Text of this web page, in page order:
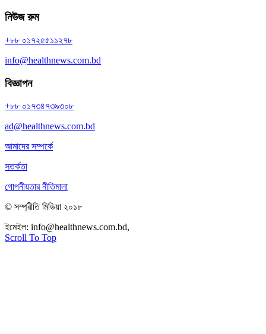
নিউজ রুম
+৮৮ ০১৭২৫৫১১২৭৮
info@healthnews.com.bd
বিজ্ঞাপন
+৮৮ ০১৭৩৪৭৩৯৩০৮
ad@healthnews.com.bd
আমাদের সম্পর্কে
সতর্কতা
গোপনীয়তার নীতিমালা
© সম্প্রীতি মিডিয়া ২০১৮
ইমেইল: info@healthnews.com.bd,
Scroll To Top